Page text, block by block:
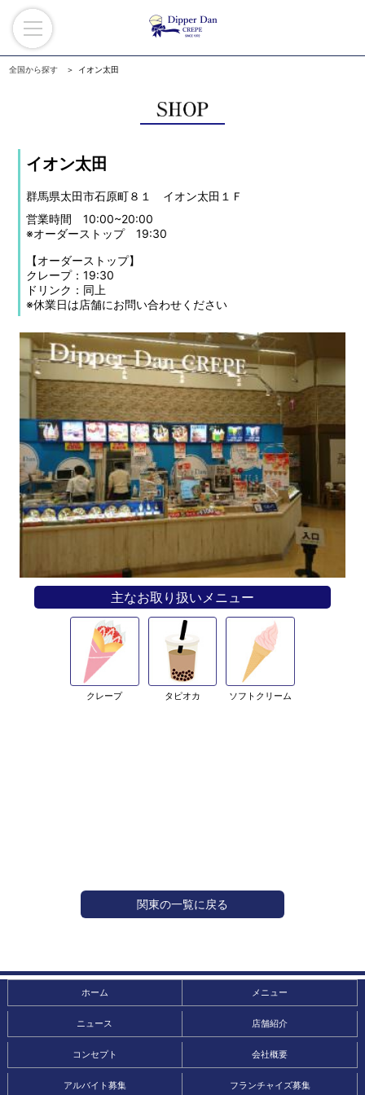
全国から探す イオン太田
イオン太田
群馬県太田市石原町８１ イオン太田１Ｆ
営業時間 10:00~20:00
※オーダーストップ 19:30
【オーダーストップ】
クレープ：19:30
ドリンク：同上
※休業日は店舗にお問い合わせください
主なお取り扱いメニュー
クレープ タピオカ ソフトクリーム
関東の一覧に戻る
ホーム メニュー
ニュース 店舗紹介
コンセプト 会社概要
アルバイト募集 フランチャイズ募集